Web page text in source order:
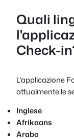
Quali
Check-
L'applicazione
attualmente le
Inglese
Afrikaans
Arabo